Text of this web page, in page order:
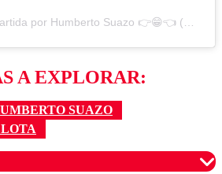
A EXPLORAR:
SUAZO